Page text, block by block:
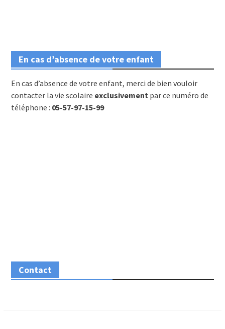
En cas d’absence de votre enfant
En cas d’absence de votre enfant, merci de bien vouloir
contacter la vie scolaire exclusivementpar ce numéro de
téléphone : 05-57-97-15-99
Contact